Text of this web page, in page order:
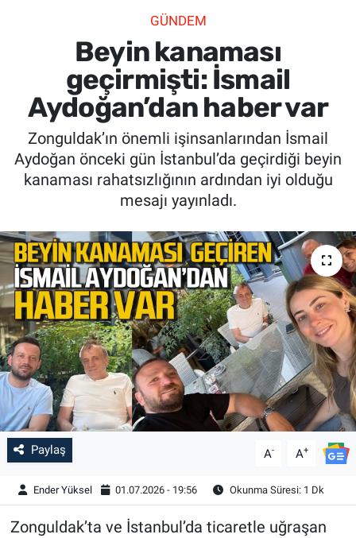
GÜNDEM
Beyin kanaması
geçirmişti: İsmail
Aydoğan’dan haber var
Zonguldak’ın önemli işinsanlarından İsmail
Aydoğan önceki gün İstanbul’da geçirdiği beyin
kanaması rahatsızlığının ardından iyi olduğu
mesajı yayınladı.
Paylaş A- A+
Ender Yüksel 01.07.2026 - 19:56 Okunma Süresi: 1 Dk
Zonguldak’ta ve İstanbul’da ticaretle uğraşan
SAĞLIK